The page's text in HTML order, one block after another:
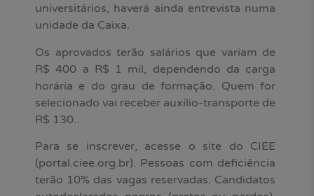
universitários, haverá ainda entrevista numa
unidade da Caixa.
Os aprovados terão salários que variam de
R$ 400 a R$ 1 mil, dependendo da carga
horária e do grau de formação. Quem for
selecionado vai receber auxílio-transporte de
R$ 130..
Para se inscrever, acesse o site do CIEE
(portal.ciee.org.br). Pessoas com deficiência
terão 10% das vagas reservadas. Candidatos